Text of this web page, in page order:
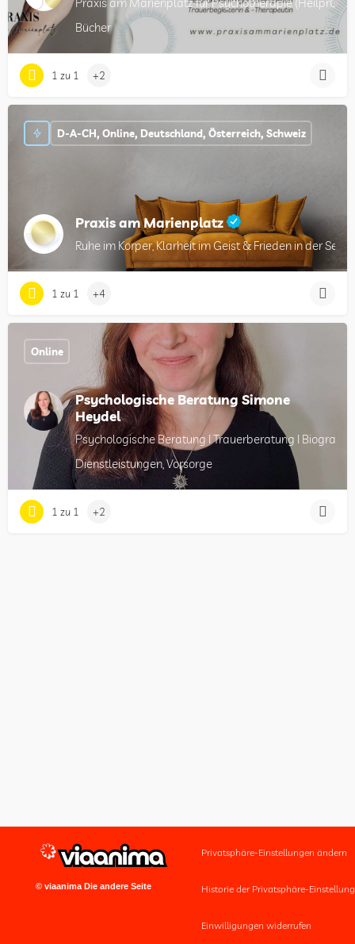
Praxis am Marienplatz für Psychotherapie (HeilprG),
Bücher
1 zu 1 +2
Praxis am Marienplatz
Ruhe im Körper, Klarheit im Geist & Frieden in der Seele
D-A-CH, Online, Deutschland, Österreich, Schweiz
1 zu 1 +4
Psychologische Beratung Simone
Heydel
Psychologische Beratung I Trauerberatung I
Dienstleistungen, Vorsorge
Online
1 zu 1 +2
© viaanima Die andere Seite
Privatsphäre-Einstellungen ändern
Historie der Privatsphäre-
Einwilligungen widerrufen